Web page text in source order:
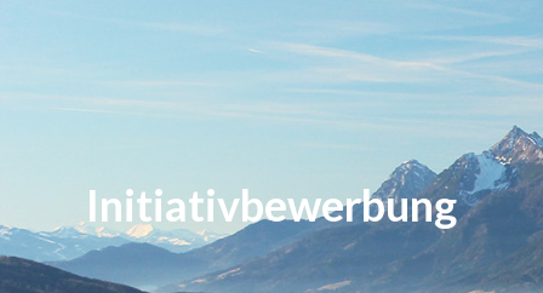
Initiativbewerbung